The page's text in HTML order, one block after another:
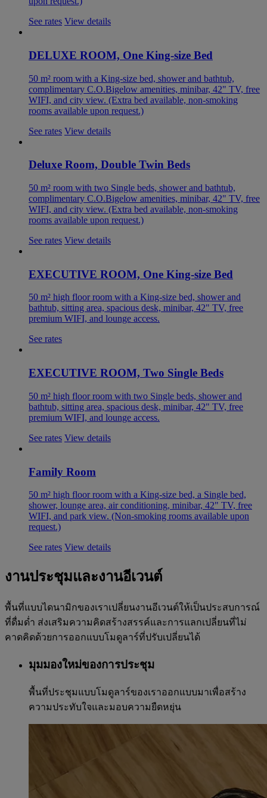
See rates View details
DELUXE ROOM, One King-size Bed
50 m² room with a King-size bed, shower and bathtub,
complimentary C.O.Bigelow amenities, minibar, 42" TV, free
WIFI, and city view. (Extra bed available, non-smoking
rooms available upon request.)
See rates View details
Deluxe Room, Double Twin Beds
50 m² room with two Single beds, shower and bathtub,
complimentary C.O.Bigelow amenities, minibar, 42" TV, free
WIFI, and city view. (Extra bed available, non-smoking
rooms available upon request.)
See rates View details
EXECUTIVE ROOM, One King-size Bed
50 m² high floor room with a King-size bed, shower and
bathtub, sitting area, spacious desk, minibar, 42" TV, free
premium WIFI, and lounge access.
See rates
EXECUTIVE ROOM, Two Single Beds
50 m² high floor room with two Single beds, shower and
bathtub, sitting area, spacious desk, minibar, 42" TV, free
premium WIFI, and lounge access.
See rates View details
Family Room
50 m² high floor room with a King-size bed, a Single bed,
shower, lounge area, air conditioning, minibar, 42" TV, free
WIFI, and park view. (Non-smoking rooms available upon
request.)
See rates View details
งานประชุมและงานอีเวนต์
พื้นที่แบบไดนามิกของเราเปลี่ยนงานอีเวนต์ให้เป็นประสบการณ์
ที่ดื่มด่ำ ส่งเสริมความคิดสร้างสรรค์และการแลกเปลี่ยนที่ไม่
คาดคิดด้วยการออกแบบโมดูลาร์ที่ปรับเปลี่ยนได้
มุมมองใหม่ของการประชุม
พื้นที่ประชุมแบบโมดูลาร์ของเราออกแบบมาเพื่อสร้าง
ความประทับใจและมอบความยืดหยุ่น